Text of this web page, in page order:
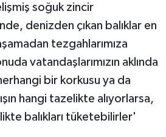
soğuk zincir
denizden çıkan balıklar en
tezgahlarımıza
vatandaşlarımızın aklında
bir korkusu ya da
hangi tazelikte alıyorlarsa,
balıkları tüketebilirler'